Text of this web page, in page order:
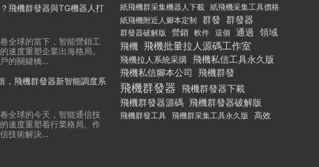
飛機群發器與TG機器人打
全球的當下，智能營銷工
速度重塑企業出海格局。
的關鍵橋...
，飛機群發器新智能調度系
全球的今天，智能通信技
速度重塑着行業格局。作
技術解決...
紙飛機群采集機器人下載 紙飛機采集工具價格
紙飛機附近人腳本定制
群發 群發器
群發器破解版 營銷 軟件 這個 通過 領域
飛機 飛機批量拉人源碼工作室
飛機拉人系統采購 飛機私信工具永久版
飛機私信腳本公司
飛機群發
飛機群發器 飛機群發器下載
飛機群發器源碼 飛機群發器破解版
飛機群發工具 飛機群采集工具永久版 高效